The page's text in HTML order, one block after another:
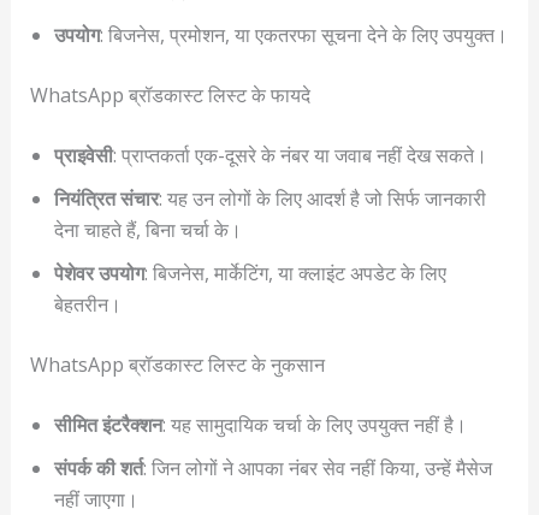
उपयोग: बिजनेस, प्रमोशन, या एकतरफा सूचना देने के लिए उपयुक्त।
WhatsApp ब्रॉडकास्ट लिस्ट के फायदे
प्राइवेसी: प्राप्तकर्ता एक-दूसरे के नंबर या जवाब नहीं देख सकते।
नियंत्रित संचार: यह उन लोगों के लिए आदर्श है जो सिर्फ जानकारी
देना चाहते हैं, बिना चर्चा के।
पेशेवर उपयोग: बिजनेस, मार्केटिंग, या क्लाइंट अपडेट के लिए
बेहतरीन।
WhatsApp ब्रॉडकास्ट लिस्ट के नुकसान
सीमित इंटरैक्शन: यह सामुदायिक चर्चा के लिए उपयुक्त नहीं है।
संपर्क की शर्त: जिन लोगों ने आपका नंबर सेव नहीं किया, उन्हें मैसेज
नहीं जाएगा।